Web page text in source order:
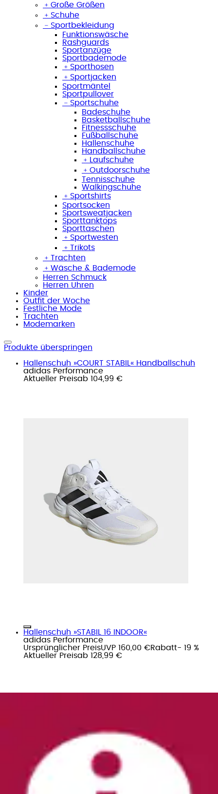
﹢ Große Größen
﹢ Schuhe
﹣ Sportbekleidung
Funktionswäsche
Rashguards
Sportanzüge
Sportbademode
﹢ Sporthosen
﹢ Sportjacken
Sportmäntel
Sportpullover
﹣ Sportschuhe
Badeschuhe
Basketballschuhe
Fitnessschuhe
Fußballschuhe
Hallenschuhe
Handballschuhe
﹢
Laufschuhe
﹢ Outdoorschuhe
Tennisschuhe
Walkingschuhe
﹢ Sportshirts
Sportsocken
Sportsweatjacken
Sporttanktops
Sporttaschen
﹢ Sportwesten
﹢ Trikots
﹢ Trachten
﹢ Wäsche & Bademode
Herren Schmuck
Herren Uhren
Kinder
Outfit der Woche
Festliche Mode
Trachten
Modemarken
Produkte überspringen
Hallenschuh »COURT STABIL« Handballschuh
adidas Performance
Aktueller Preisab 104,99 €
Hallenschuh »STABIL 16 INDOOR«
adidas Performance
Ursprünglicher PreisUVP 160,00 €Rabatt- 19 %
Aktueller Preisab 128,99 €